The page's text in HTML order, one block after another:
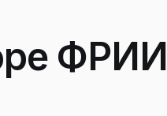
ФРИИ